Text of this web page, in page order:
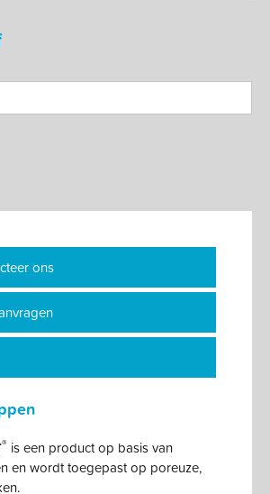
® is een product op basis van
en wordt toegepast op poreuze,
ons